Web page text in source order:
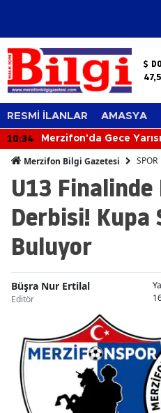
RESMİ İLANLAR AMASYA
10:34
Merzifon'da Gece
Merzifon Bilgi Gazetesi SPOR
U13
Derbisi! Kupa
Buluyor
Büşra Nur Ertilal
Editör